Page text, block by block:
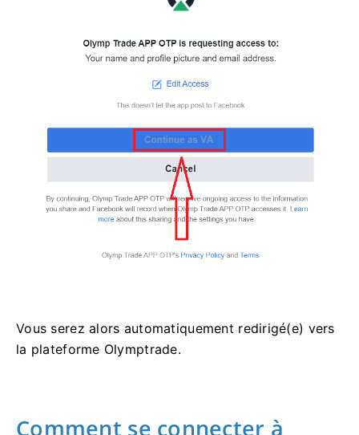
Vous serez alors automatiquement redirigé(e) vers
la plateforme Olymptrade.
Comment se connecter à